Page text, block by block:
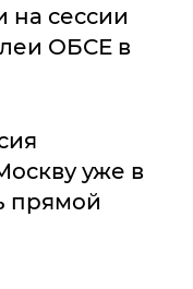
на сессии
ОБСЕ в
уже в
прямой